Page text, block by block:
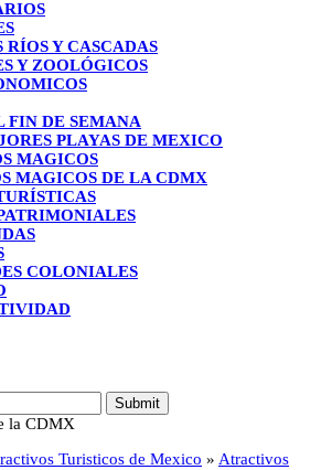
RÍOS Y CASCADAS
Y ZOOLÓGICOS
FIN DE SEMANA
PLAYAS DE MEXICO
MAGICOS
MAGICOS DE LA CDMX
COLONIALES
Submit
la CDMX
Turisticos de Mexico » Atractivos